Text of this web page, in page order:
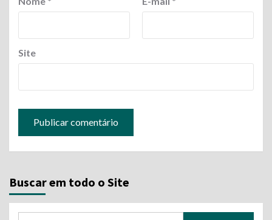
Site
Buscar em todo o Site